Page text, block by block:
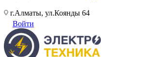
г.Алматы, ул.Коянды 64
Войти